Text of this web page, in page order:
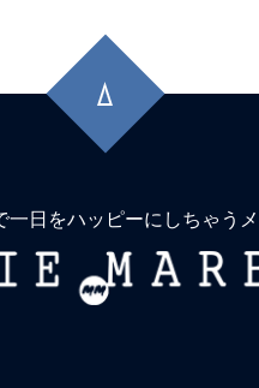
頭
に
一日をハッピーにしちゃう